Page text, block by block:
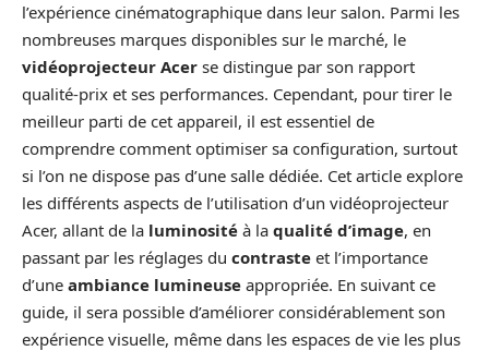
l’expérience cinématographique dans leur salon. Parmi les
nombreuses marques disponibles sur le marché, le
vidéoprojecteur Acer se distingue par son rapport
qualité-prix et ses performances. Cependant, pour tirer le
meilleur parti de cet appareil, il est essentiel de
comprendre comment optimiser sa configuration, surtout
si l’on ne dispose pas d’une salle dédiée. Cet article explore
les différents aspects de l’utilisation d’un vidéoprojecteur
Acer, allant de la luminosité à la qualité d’image, en
passant par les réglages du contraste et l’importance
d’une ambiance lumineuse appropriée. En suivant ce
guide, il sera possible d’améliorer considérablement son
expérience visuelle, même dans les espaces de vie les plus